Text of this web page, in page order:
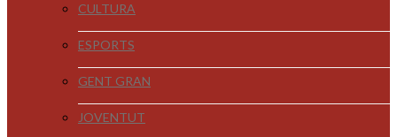
CULTURA
ESPORTS
GENT GRAN
JOVENTUT